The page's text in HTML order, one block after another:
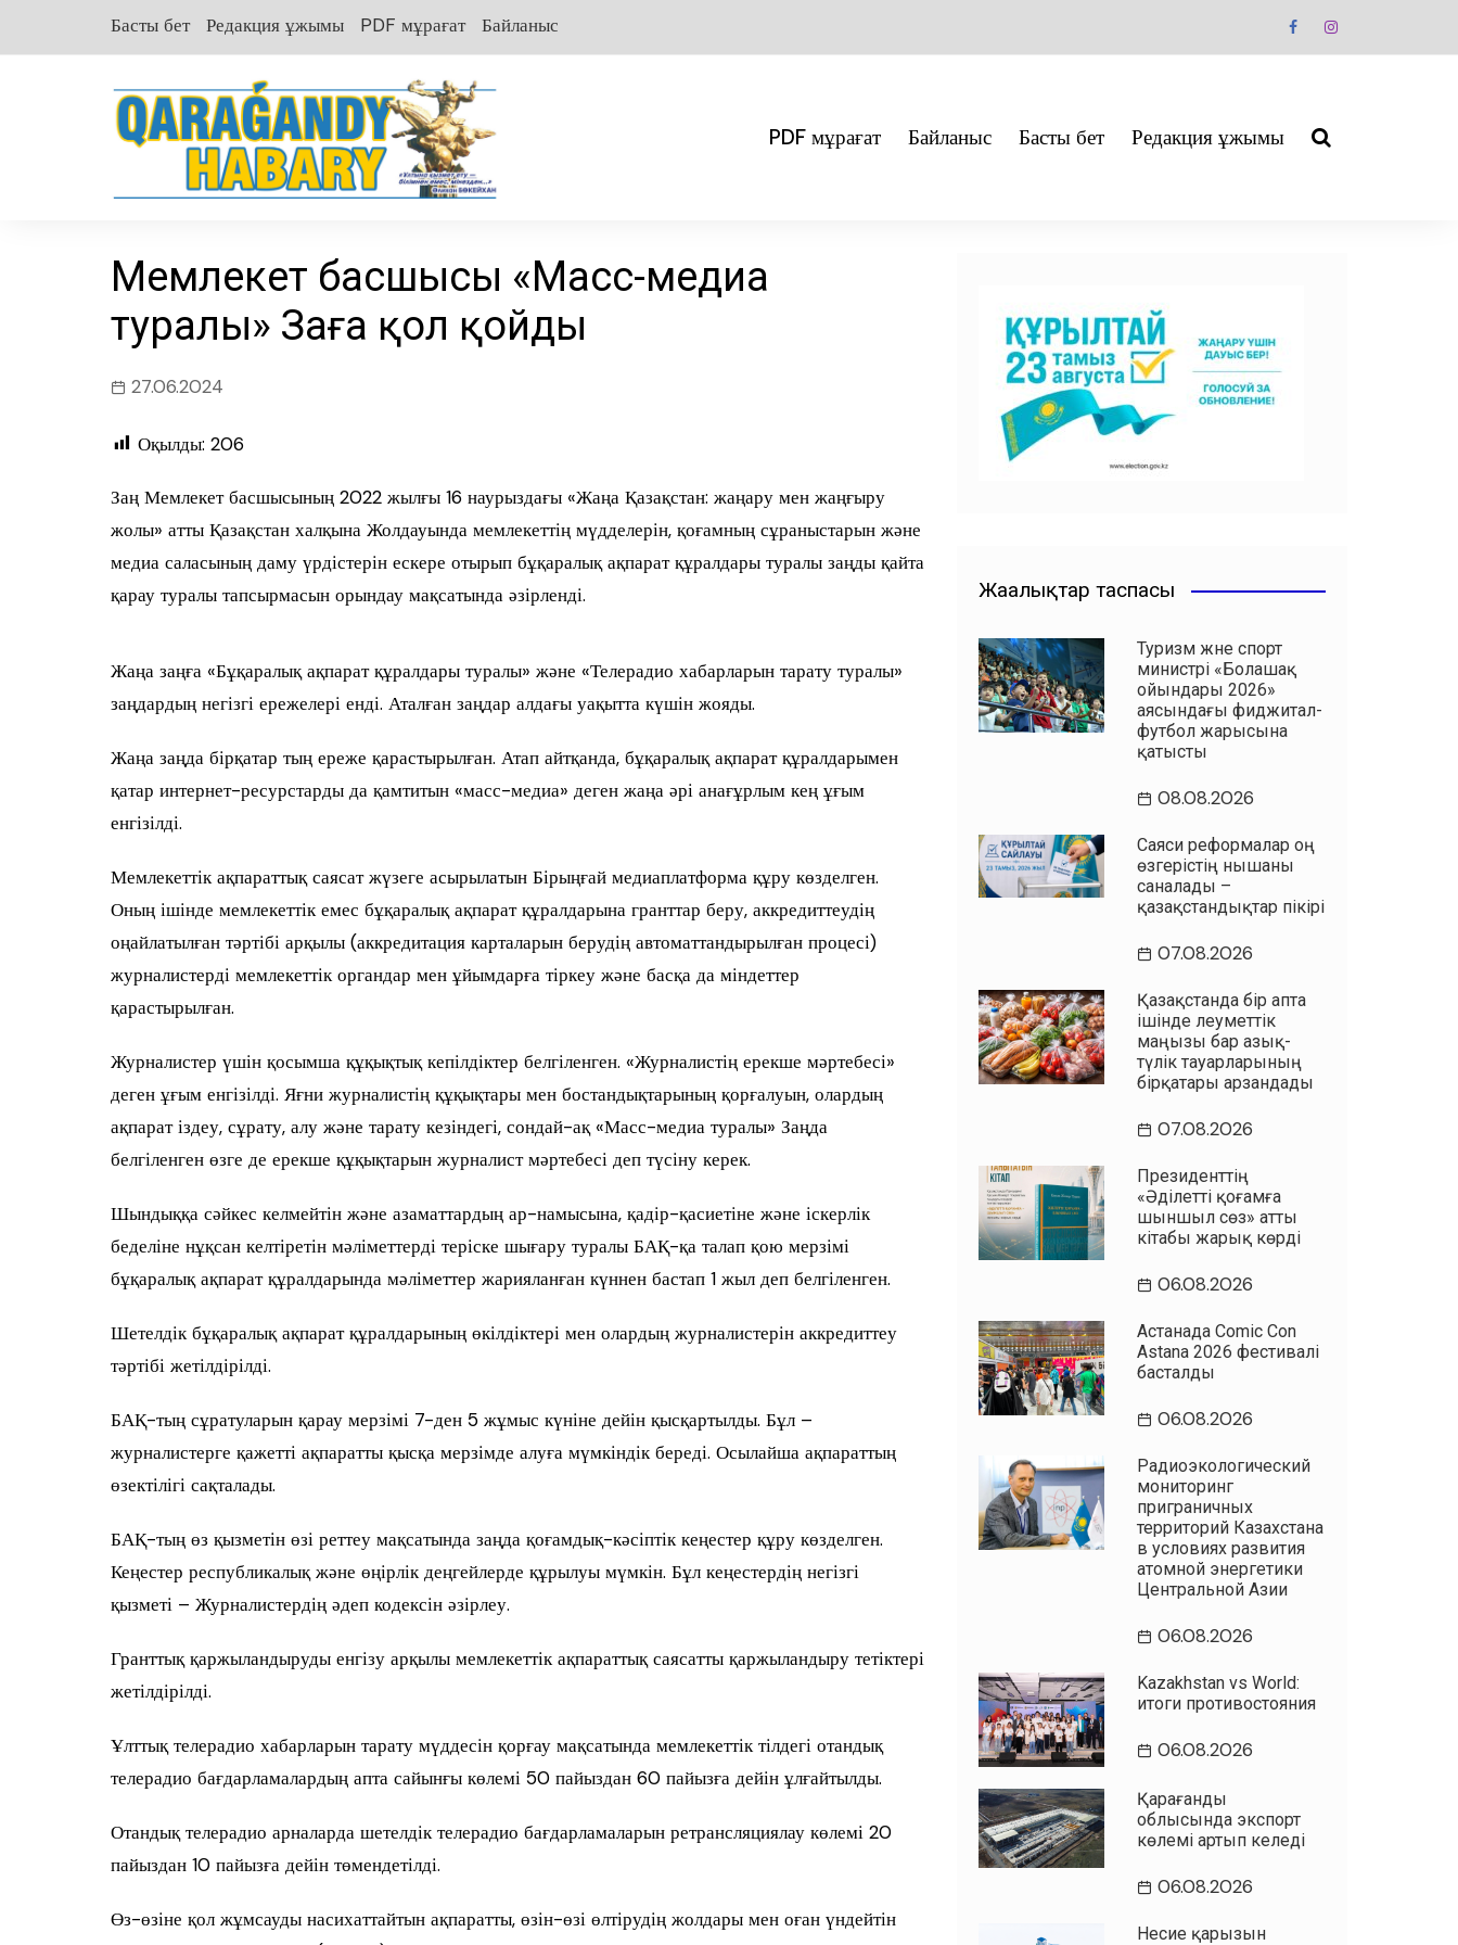
Басты бет Редакция ұжымы PDF мұрағат Байланыс
PDF мұрағат Байланыс Басты бет Редакция ұжымы
Мемлекет басшысы «Масс-медиа
туралы» Заңға қол қойды
27.06.2024
Оқылды: 206
Заң Мемлекет басшысының 2022 жылғы 16 наурыздағы «Жаңа Қазақстан: жаңару мен жаңғыру
жолы» атты Қазақстан халқына Жолдауында мемлекеттің мүдделерін, қоғамның сұраныстарын және
медиа саласының даму үрдістерін ескере отырып бұқаралық ақпарат құралдары туралы заңды қайта
қарау туралы тапсырмасын орындау мақсатында әзірленді.
Жаңа заңға «Бұқаралық ақпарат құралдары туралы» және «Телерадио хабарларын тарату туралы»
заңдардың негізгі ережелері енді. Аталған заңдар алдағы уақытта күшін жояды.
Жаңа заңда бірқатар тың ереже қарастырылған. Атап айтқанда, бұқаралық ақпарат құралдарымен
қатар интернет-ресурстарды да қамтитын «масс-медиа» деген жаңа әрі анағұрлым кең ұғым
енгізілді.
Мемлекеттік ақпараттық саясат жүзеге асырылатын Бірыңғай медиаплатформа құру көзделген.
Оның ішінде мемлекеттік емес бұқаралық ақпарат құралдарына гранттар беру, аккредиттеудің
оңайлатылған тәртібі арқылы (аккредитация карталарын берудің автоматтандырылған процесі)
журналистерді мемлекеттік органдар мен ұйымдарға тіркеу және басқа да міндеттер
қарастырылған.
Журналистер үшін қосымша құқықтық кепілдіктер белгіленген. «Журналистің ерекше мәртебесі»
деген ұғым енгізілді. Яғни журналистің құқықтары мен бостандықтарының қорғалуын, олардың
ақпарат іздеу, сұрату, алу және тарату кезіндегі, сондай-ақ «Масс-медиа туралы» Заңда
белгіленген өзге де ерекше құқықтарын журналист мәртебесі деп түсіну керек.
Шындыққа сәйкес келмейтін және азаматтардың ар-намысына, қадір-қасиетіне және іскерлік
беделіне нұқсан келтіретін мәліметтерді теріске шығару туралы БАҚ-қа талап қою мерзімі
бұқаралық ақпарат құралдарында мәліметтер жарияланған күннен бастап 1 жыл деп белгіленген.
Шетелдік бұқаралық ақпарат құралдарының өкілдіктері мен олардың журналистерін аккредиттеу
тәртібі жетілдірілді.
БАҚ-тың сұратуларын қарау мерзімі 7-ден 5 жұмыс күніне дейін қысқартылды. Бұл –
журналистерге қажетті ақпаратты қысқа мерзімде алуға мүмкіндік береді. Осылайша ақпараттың
өзектілігі сақталады.
БАҚ-тың өз қызметін өзі реттеу мақсатында заңда қоғамдық-кәсіптік кеңестер құру көзделген.
Кеңестер республикалық және өңірлік деңгейлерде құрылуы мүмкін. Бұл кеңестердің негізгі
қызметі – Журналистердің әдеп кодексін әзірлеу.
Гранттық қаржыландыруды енгізу арқылы мемлекеттік ақпараттық саясатты қаржыландыру тетіктері
жетілдірілді.
Ұлттық телерадио хабарларын тарату мүддесін қорғау мақсатында мемлекеттік тілдегі отандық
телерадио бағдарламалардың апта сайынғы көлемі 50 пайыздан 60 пайызға дейін ұлғайтылды.
Отандық телерадио арналарда шетелдік телерадио бағдарламаларын ретрансляциялау көлемі 20
пайыздан 10 пайызға дейін төмендетілді.
Өз-өзіне қол жұмсауды насихаттайтын ақпаратты, өзін-өзі өлтірудің жолдары мен оған үндейтін
Жаңалықтар таспасы
Туризм және спорт
министрі «Болашақ
ойындары 2026»
аясындағы фиджитал-
футбол жарысына
қатысты
08.08.2026
Саяси реформалар оң
өзгерістің нышаны
саналады –
қазақстандықтар пікірі
07.08.2026
Қазақстанда бір апта
ішінде әлеуметтік
маңызы бар азық-
түлік тауарларының
бірқатары арзандады
07.08.2026
Президенттің
«Әділетті қоғамға
шыншыл сөз» атты
кітабы жарық көрді
06.08.2026
Астанада Comic Con
Astana 2026 фестивалі
басталды
06.08.2026
Радиоэкологический
мониторинг
приграничных
территорий Казахстана
в условиях развития
атомной энергетики
Центральной Азии
06.08.2026
Kazakhstan vs World:
итоги противостояния
06.08.2026
Қарағанды
облысында экспорт
көлемі артып келеді
06.08.2026
Несие қарызын